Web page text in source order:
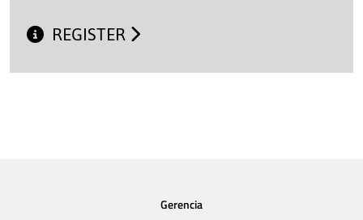
REGISTER
Gerencia